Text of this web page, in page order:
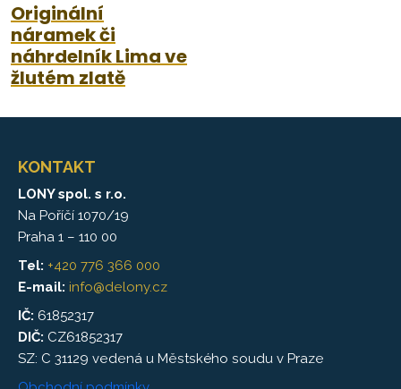
Originální
náramek či
náhrdelník Lima ve
žlutém zlatě
KONTAKT
LONY spol. s r.o.
Na Poříčí 1070/19
Praha 1 – 110 00
Tel: +420 776 366 000
E-mail: info@delony.cz
IČ: 61852317
DIČ: CZ61852317
SZ: C 31129 vedená u Městského soudu v Praze